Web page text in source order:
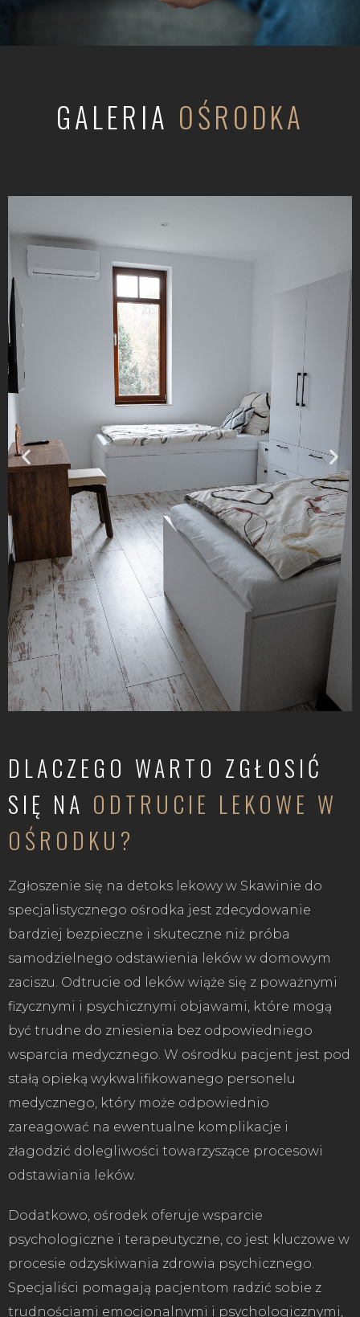
GALERIA OŚRODKA
DLACZEGO WARTO ZGŁOSIĆ
SIĘ NA ODTRUCIE LEKOWE W
OŚRODKU?
Zgłoszenie się na detoks lekowy w Skawinie do
specjalistycznego ośrodka jest zdecydowanie
bardziej bezpieczne i skuteczne niż próba
samodzielnego odstawienia leków w domowym
zaciszu. Odtrucie od leków wiąże się z poważnymi
fizycznymi i psychicznymi objawami, które mogą
być trudne do zniesienia bez odpowiedniego
wsparcia medycznego. W ośrodku pacjent jest pod
stałą opieką wykwalifikowanego personelu
medycznego, który może odpowiednio
zareagować na ewentualne komplikacje i
złagodzić dolegliwości towarzyszące procesowi
odstawiania leków.
Dodatkowo, ośrodek oferuje wsparcie
psychologiczne i terapeutyczne, co jest kluczowe w
procesie odzyskiwania zdrowia psychicznego.
Specjaliści pomagają pacjentom radzić sobie z
trudnościami emocjonalnymi i psychologicznymi,